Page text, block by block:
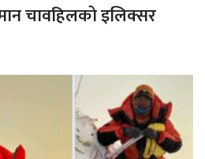
चावहिलको इलिक्सर